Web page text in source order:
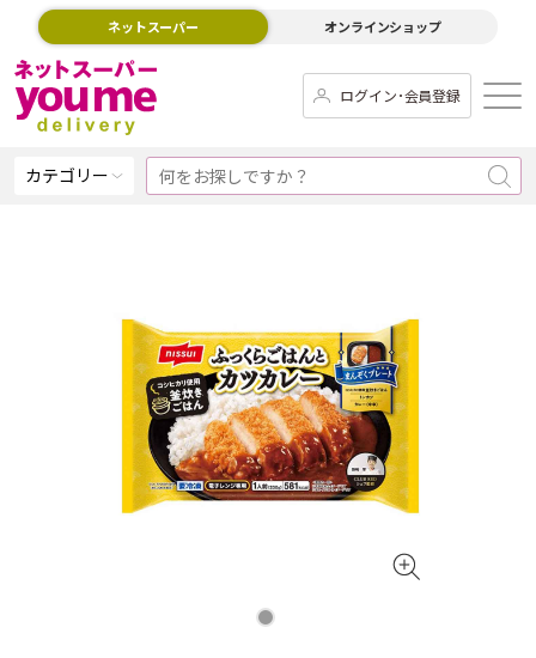
ネットスーパー オンラインショップ
ログイン･会員登録
カテゴリー